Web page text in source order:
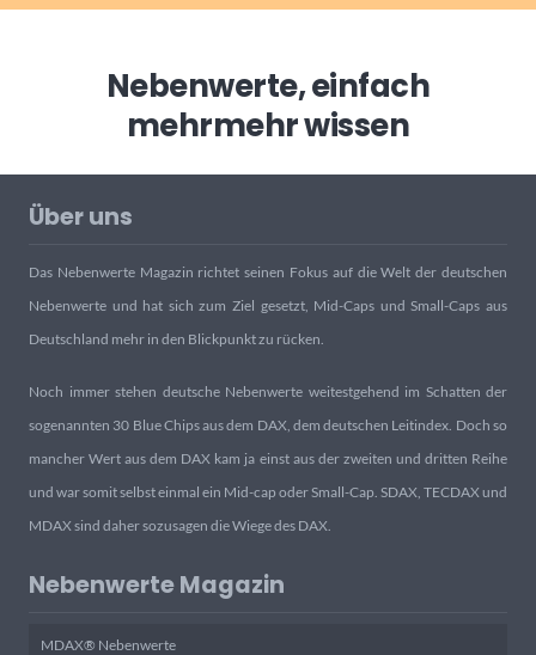
Nebenwerte, einfach
mehrmehr wissen
Über uns
Das Nebenwerte Magazin richtet seinen Fokus auf die Welt der deutschen
Nebenwerte und hat sich zum Ziel gesetzt, Mid-Caps und Small-Caps aus
Deutschland mehr in den Blickpunkt zu rücken.
Noch immer stehen deutsche Nebenwerte weitestgehend im Schatten der
sogenannten 30 Blue Chips aus dem DAX, dem deutschen Leitindex. Doch so
mancher Wert aus dem DAX kam ja einst aus der zweiten und dritten Reihe
und war somit selbst einmal ein Mid-cap oder Small-Cap. SDAX, TECDAX und
MDAX sind daher sozusagen die Wiege des DAX.
Nebenwerte Magazin
MDAX® Nebenwerte